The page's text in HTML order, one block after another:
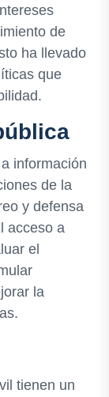
de
ha llevado
que
información
de la
y defensa
acceso a
el
la
tienen un